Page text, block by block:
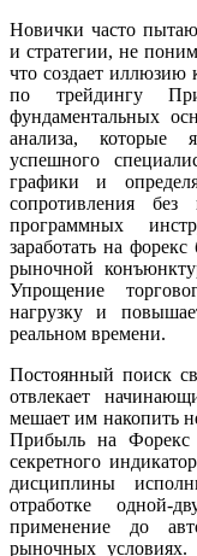
Новички часто
и стратегии, не
что создает иллюзию
по трейдингу
фундаментальных
анализа, которые
успешного
графики и
сопротивления
программных
заработать на
рыночной
Упрощение
нагрузку и
реальном времени.
Постоянный поиск
отвлекает
мешает им накопить
Прибыль на Форекс
секретного
дисциплины
отработке одной-
применение до
рыночных условиях.